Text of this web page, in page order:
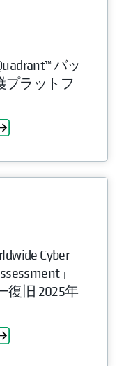
バッ
プラットフ
Cyber
」
復旧 2025年